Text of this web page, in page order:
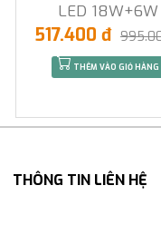
LED 18W+6W
517.400 đ
THÊM VÀO GIỎ HÀNG
THÔNG TIN LIÊN HỆ